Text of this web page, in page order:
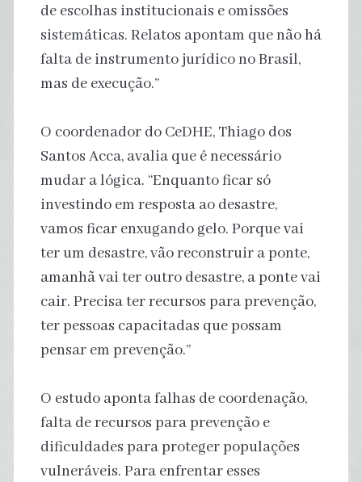
de escolhas institucionais e omissões
sistemáticas. Relatos apontam que não há
falta de instrumento jurídico no Brasil,
mas de execução.”
O coordenador do CeDHE, Thiago dos
Santos Acca, avalia que é necessário
mudar a lógica. “Enquanto ficar só
investindo em resposta ao desastre,
vamos ficar enxugando gelo. Porque vai
ter um desastre, vão reconstruir a ponte,
amanhã vai ter outro desastre, a ponte vai
cair. Precisa ter recursos para prevenção,
ter pessoas capacitadas que possam
pensar em prevenção.”
O estudo aponta falhas de coordenação,
falta de recursos para prevenção e
dificuldades para proteger populações
vulneráveis. Para enfrentar esses